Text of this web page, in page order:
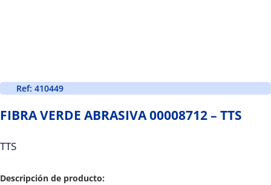
Ref: 410449
FIBRA VERDE ABRASIVA 00008712 – TTS
TTS
Descripción de producto: